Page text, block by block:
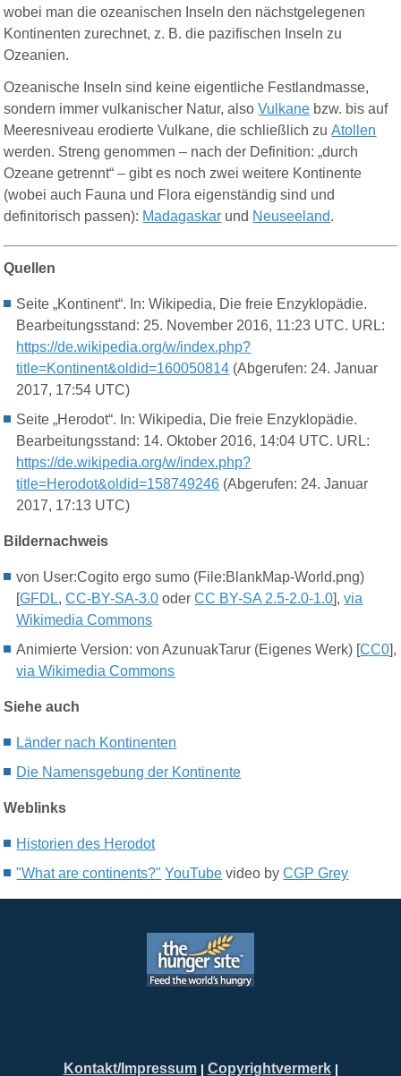
wobei man die ozeanischen Inseln den nächstgelegenen
Kontinenten zurechnet, z. B. die pazifischen Inseln zu
Ozeanien.
Ozeanische Inseln sind keine eigentliche Festlandmasse,
sondern immer vulkanischer Natur, alsoVulkane bzw. bis auf
Meeresniveau erodierte Vulkane, die schließlich zuAtollen
werden. Streng genommen – nach der Definition: „durch
Ozeane getrennt“ – gibt es noch zwei weitere Kontinente
(wobei auch Fauna und Floraeigenständig sind und
definitorisch passen): Madagaskar und Neuseeland.
Quellen
Seite „Kontinent“. In: Wikipedia, Die freie Enzyklopädie.
Bearbeitungsstand: 25. November 2016, 11:23 UTC. URL:
https://de.wikipedia.org/w/index.php?
title=Kontinent&oldid=160050814 (Abgerufen:24.Januar
2017, 17:54 UTC)
Seite „Herodot“. In: Wikipedia, Die freie Enzyklopädie.
Bearbeitungsstand: 14. Oktober 2016, 14:04 UTC. URL:
https://de.wikipedia.org/w/index.php?
title=Herodot&oldid=158749246 (Abgerufen: 24. Januar
2017, 17:13 UTC)
Bildernachweis
von User:Cogito ergo sumo (File:BlankMap-World.png)
[GFDL,CC-BY-SA-3.0 oderCC BY-SA 2.5-2.0-1.0 ],via
Wikimedia Commons
Animierte Version: von AzunuakTarur (Eigenes Werk) [CC0 ],
via Wikimedia Commons
Siehe auch
Länder nach Kontinenten
Die Namensgebung der Kontinente
Weblinks
Historien des Herodot
"What are continents?" YouTube video byCGP Grey
Kontakt/Impressum| Copyrightvermerk|